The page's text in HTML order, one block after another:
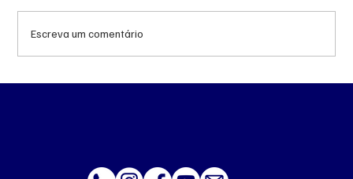
Escreva um comentário